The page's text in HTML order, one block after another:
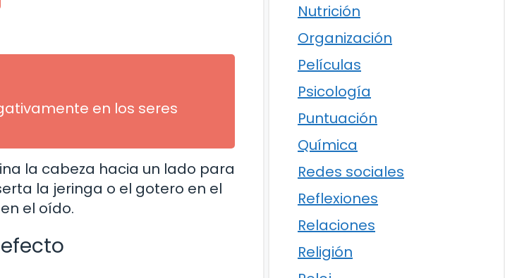
en los seres
la cabeza hacia un lado para
la jeringa o el gotero en el
el oído.
Nutrición
Organización
Películas
Psicología
Puntuación
Química
Redes sociales
Reflexiones
Relaciones
Religión